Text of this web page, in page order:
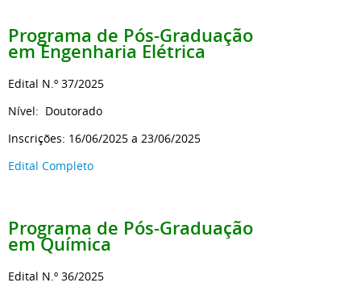
Programa de Pós-Graduação
em Engenharia Elétrica
Edital N.º 37/2025
Nível: Doutorado
Inscrições: 16/06/2025 a 23/06/2025
Edital Completo
Programa de Pós-Graduação
em Química
Edital N.º 36/2025